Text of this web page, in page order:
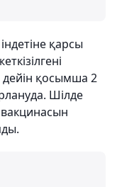
қарсы
қосымша 2
Шілде